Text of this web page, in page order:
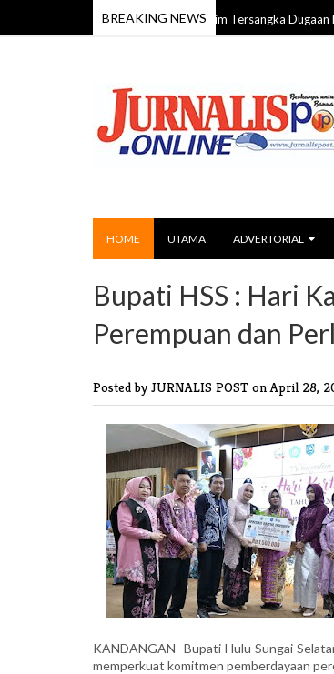
BREAKING NEWS
Lima Komisioner KPU Kotim Tersangka Dugaan Korupsi
HOME UTAMA ADVERTORIAL
Bupati HSS : Hari
Perempuan dan
Posted by JURNALIS POST on April 28,
KANDANGAN- Bupati Hulu Sungai
memperkuat komitmen pemberdayaan